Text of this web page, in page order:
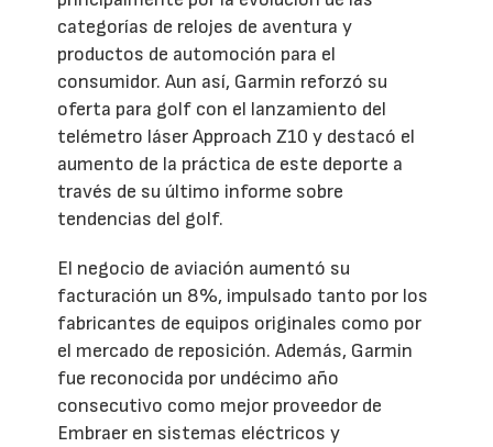
categorías de relojes de aventura y
productos de automoción para el
consumidor. Aun así, Garmin reforzó su
oferta para golf con el lanzamiento del
telémetro láser Approach Z10 y destacó el
aumento de la práctica de este deporte a
través de su último informe sobre
tendencias del golf.
El negocio de aviación aumentó su
facturación un 8%, impulsado tanto por los
fabricantes de equipos originales como por
el mercado de reposición. Además, Garmin
fue reconocida por undécimo año
consecutivo como mejor proveedor de
Embraer en sistemas eléctricos y